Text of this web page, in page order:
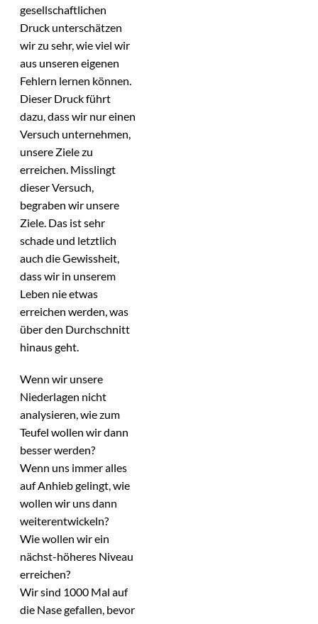
gesellschaftlichen
Druck unterschätzen
wir zu sehr, wie viel wir
aus unseren eigenen
Fehlern lernen können.
Dieser Druck führt
dazu, dass wir nur einen
Versuch unternehmen,
unsere Ziele zu
erreichen. Misslingt
dieser Versuch,
begraben wir unsere
Ziele. Das ist sehr
schade und letztlich
auch die Gewissheit,
dass wir in unserem
Leben nie etwas
erreichen werden, was
über den Durchschnitt
hinaus geht.
Wenn wir unsere
Niederlagen nicht
analysieren, wie zum
Teufel wollen wir dann
besser werden?
Wenn uns immer alles
auf Anhieb gelingt, wie
wollen wir uns dann
weiterentwickeln?
Wie wollen wir ein
nächst-höheres Niveau
erreichen?
Wir sind 1000 Mal auf
die Nase gefallen, bevor